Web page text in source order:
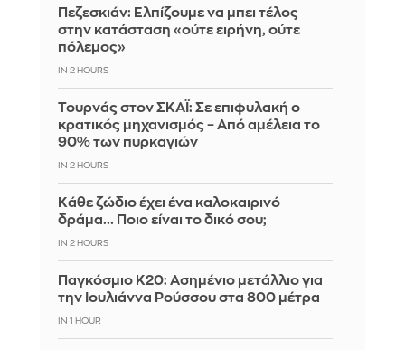
Πεζεσκιάν: Ελπίζουμε να μπει τέλος
στην κατάσταση «ούτε ειρήνη, ούτε
πόλεμος»
IN 2 HOURS
Τουρνάς στον ΣΚΑΪ: Σε επιφυλακή ο
κρατικός μηχανισμός – Από αμέλεια το
90% των πυρκαγιών
IN 2 HOURS
Κάθε ζώδιο έχει ένα καλοκαιρινό
δράμα... Ποιο είναι το δικό σου;
IN 2 HOURS
Παγκόσμιο Κ20: Ασημένιο μετάλλιο για
την Ιουλιάννα Ρούσσου στα 800 μέτρα
IN 1 HOUR